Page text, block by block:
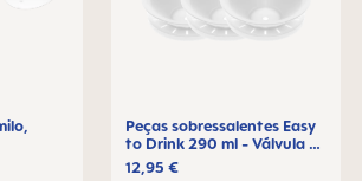
Peças sobressalentes Easy
to Drink 290 ml - Válvula de
silicone (pacote de 3)
12,95 €